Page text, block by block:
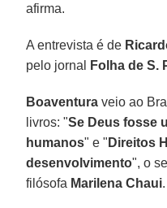
afirma.
A entrevista é de
pelo jornal
Folha de S.
Boaventura veio ao
livros: "Se Deus fosse
humanos" e " Direitos
desenvolvimento", o
filósofa Marilena Chaui.